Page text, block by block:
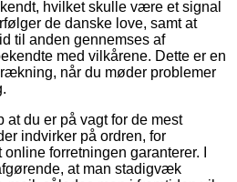
hvilket skulle være et signal
de danske love, samt at
til anden gennemses af
med vilkårene. Dette er en
når du møder problemer
du er på vagt for de mest
indvirker på ordren, for
forretningen garanterer. I
at man stadigvæk